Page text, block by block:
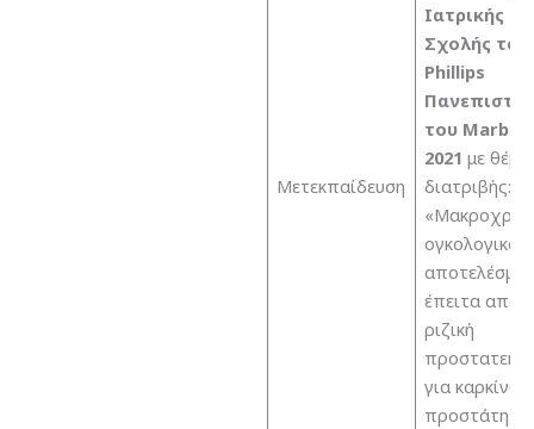
Μετεκπαίδευση
Ιατρικής
Σχολής του
Phillips
του
2021 με θέμα
διατριβής:
ογκολογικά
έπειτα από
ριζική
για καρκίνο
προστάτη»